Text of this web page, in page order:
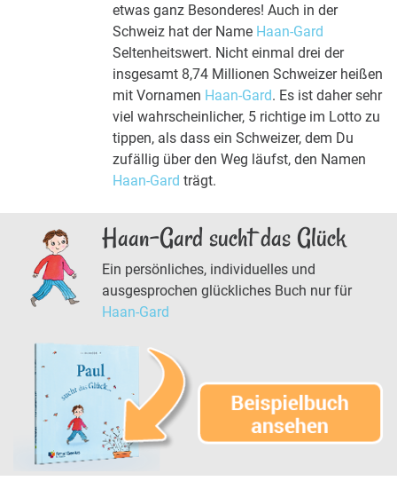
etwas ganz Besonderes! Auch in der
Schweiz hat der Name Haan-Gard
Seltenheitswert. Nicht einmal drei der
insgesamt 8,74 Millionen Schweizer heißen
mit Vornamen Haan-Gard. Es ist daher sehr
viel wahrscheinlicher, 5 richtige im Lotto zu
tippen, als dass ein Schweizer, dem Du
zufällig über den Weg läufst, den Namen
Haan-Gard trägt.
Haan-Gard sucht das Glück
Ein persönliches, individuelles und
ausgesprochen glückliches Buch nur für
Haan-Gard